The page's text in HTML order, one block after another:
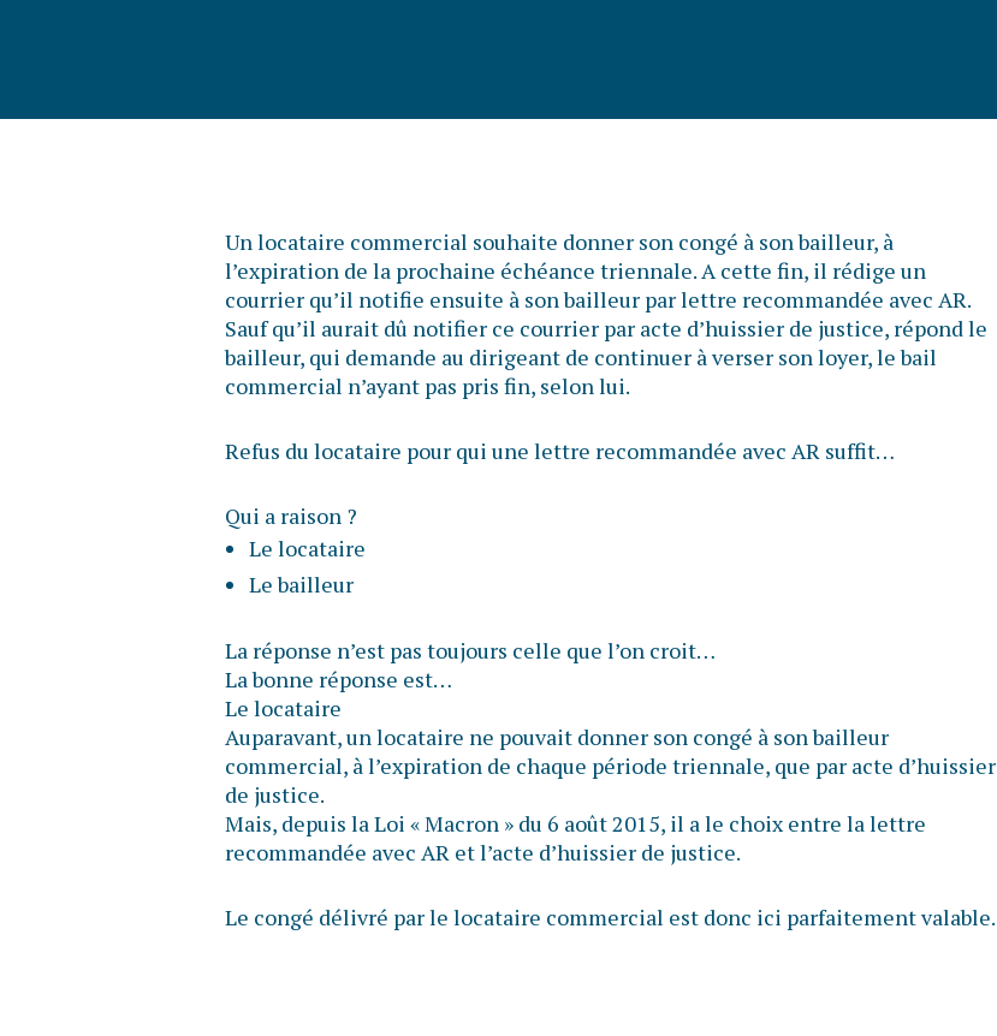
Un locataire commercial souhaite donner son congé à son bailleur, à
l’expiration de la prochaine échéance triennale. A cette fin, il rédige un
courrier qu’il notifie ensuite à son bailleur par lettre recommandée avec AR.
Sauf qu’il aurait dû notifier ce courrier par acte d’huissier de justice, répond le
bailleur, qui demande au dirigeant de continuer à verser son loyer, le bail
commercial n’ayant pas pris fin, selon lui.
Refus du locataire pour qui une lettre recommandée avec AR suffit…
Qui a raison ?
Le locataire
Le bailleur
La réponse n’est pas toujours celle que l’on croit…
La bonne réponse est…
Le locataire
Auparavant, un locataire ne pouvait donner son congé à son bailleur
commercial, à l’expiration de chaque période triennale, que par acte d’huissier
de justice.
Mais, depuis la Loi « Macron » du 6 août 2015, il a le choix entre la lettre
recommandée avec AR et l’acte d’huissier de justice.
Le congé délivré par le locataire commercial est donc ici parfaitement valable.